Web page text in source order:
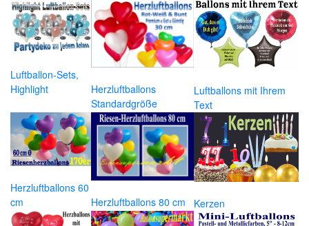
Luftballon-Sets,
Highlight
Herzluftballons
Standardgröße
Luftballons mit Ihrem
Text
Herzluftballons 60
cm
Herzluftballons 80 cm Kerzen